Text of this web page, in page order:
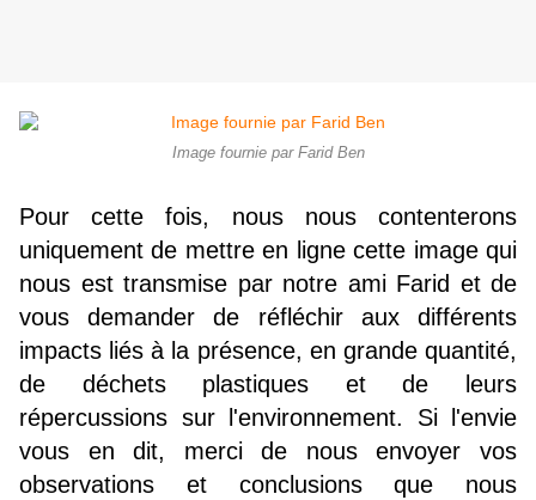
Image fournie par Farid Ben
Pour cette fois, nous nous contenterons
uniquement de mettre en ligne cette image qui
nous est transmise par notre ami Farid et de
vous demander de réfléchir aux différents
impacts liés à la présence, en grande quantité,
de déchets plastiques et de leurs
répercussions sur l'environnement. Si l'envie
vous en dit, merci de nous envoyer vos
observations et conclusions que nous